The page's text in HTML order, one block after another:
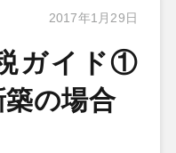
2017年1月29日
ガイド①
の場合